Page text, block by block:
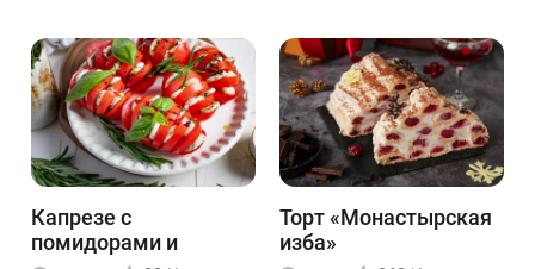
Капрезе с
помидорами и
Торт «Монастырская
изба»